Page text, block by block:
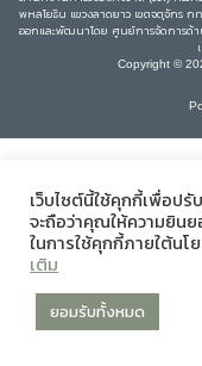
พหลโยธิน แขวงลาดยาว เขตจตุจักร
ออกและพัฒนาโดย ศูนย์การจัดการด้
Copyright ©
เว็บไซต์นี้ใช้คุกกี้เพื่อป
จะถือว่าคุณให้ความยินย
ในการใช้คุกกี้ภายใต้นโ
เติม
ยอมรับทั้งหมด